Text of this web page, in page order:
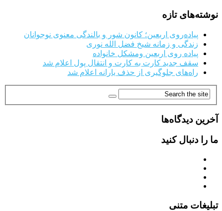
نوشته‌های تازه
پیاده‌روی اربعین؛ کانون شور و بالندگی معنوی نوجوانان
زندگی و زمانه شیخ فضل الله نوری
پیاده روی اربعین ومشکل خانواده
سقف جدید کارت به کارت و انتقال پول اعلام شد
راه‌های جلوگیری از حذف یارانه اعلام شد
آخرین دیدگاه‌ها
ما را دنبال کنید
تبلیغات متنی